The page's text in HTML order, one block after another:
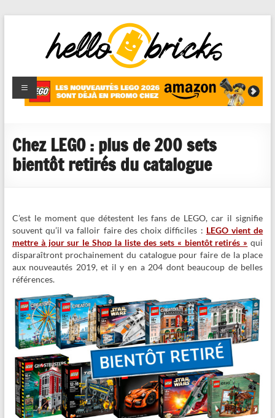
HelloBricks
Blog LEGO,
nouveaut�s
reviews
Chez LEGO : plus de 200 sets
bientôt retirés du catalogue
C’est le moment que détestent les fans de LEGO, car il signifie
souvent qu’il va falloir faire des choix difficiles : LEGO vient de
mettre à jour sur le Shop la liste des sets « bientôt retirés » qui
disparaîtront prochainement du catalogue pour faire de la place
aux nouveautés 2019, et il y en a 204 dont beaucoup de belles
références.